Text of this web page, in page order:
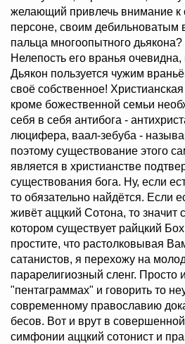
желающий привлечь внимание к
персоне, своим дебильноватым
пальца многоопытного
Нелепость его вранья
Дьякон пользуется чужим
своё собственное! Христианская
кроме божественной семьи
себя в себя антибога -
люцифера, ваал-зебуба -
поэтому существование этого
является в христианстве
существования бога. Ну, если
то обязательно найдётся. Если
живёт аццкий Сотона, то значит
котором существует райцкий
простите, что растолковывая
сатанистов, я перехожу на
парарелигиозный сленг. Просто
"пентаграммах" и говорить то
современному православию
бесов. Вот и врут в
симфонии аццкий сотонист и